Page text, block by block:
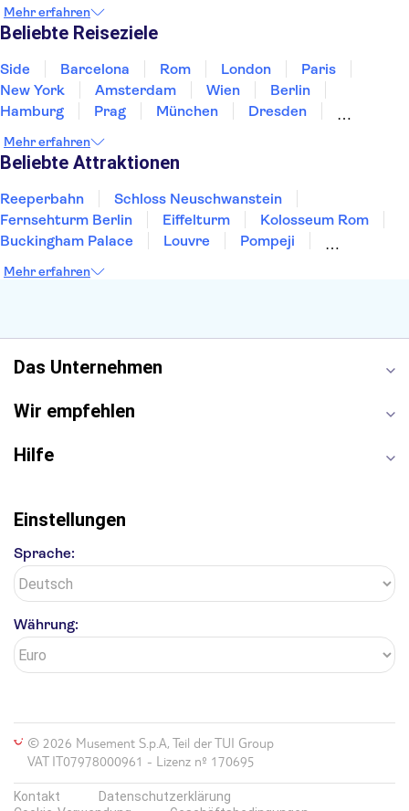
Norwegen
Polen
Mehr erfahren
Beliebte Reiseziele
Side Barcelona Rom London
Paris
New York
Amsterdam Wien
Berlin
Hamburg
Prag München
Dresden
Heidelberg
Bremen
Mehr erfahren
Beliebte Attraktionen
Reeperbahn
Schloss Neuschwanstein
Fernsehturm Berlin
Eiffelturm
Kolosseum Rom
Buckingham Palace
Louvre
Pompeji
Moulin Rouge
Mehr erfahren
Das Unternehmen
Wir empfehlen
Hilfe
Einstellungen
Sprache:
Währung:
© 2026 Musement S.p.A, Teil der TUI Group
VAT IT07978000961 - Lizenz nº 170695
Kontakt
Datenschutzerklärung